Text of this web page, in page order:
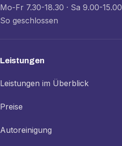
Mo-Fr 7.30-18.30 · Sa 9.00-15.00
So geschlossen
Leistungen
Leistungen im Überblick
Preise
Autoreinigung